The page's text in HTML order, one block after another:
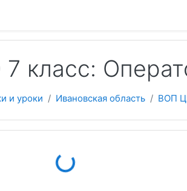
класс:
и уроки Ивановская область ВОП
Loading...